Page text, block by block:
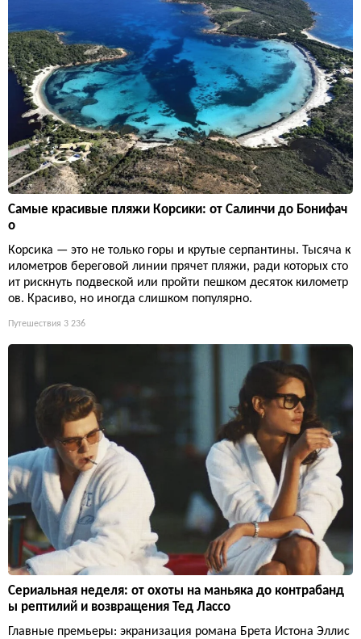
Самые красивые пляжи Корсики: от Салинчи до Бонифач
о
Корсика — это не только горы и крутые серпантины. Тысяча к
илометров береговой линии прячет пляжи, ради которых сто
ит рискнуть подвеской или пройти пешком десяток километр
ов. Красиво, но иногда слишком популярно.
Путешествия 3 236
Сериальная неделя: от охоты на маньяка до контрабанд
ы рептилий и возвращения Тед Лассо
Главные премьеры: экранизация романа Брета Истона Эллис